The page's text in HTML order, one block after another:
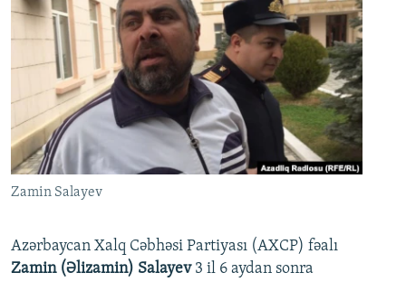
Zamin Salayev
Azərbaycan Xalq Cəbhəsi Partiyası (AXCP) fəalı
Zamin (Əlizamin) Salayev 3 il 6 aydan sonra